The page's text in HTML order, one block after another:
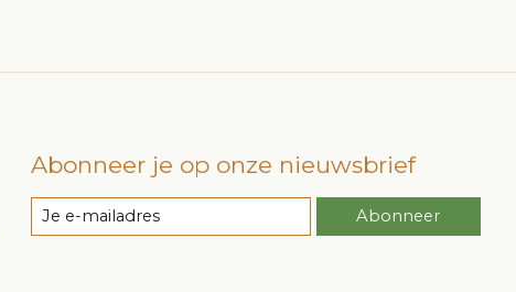
Abonneer je op onze nieuwsbrief
Abonneer